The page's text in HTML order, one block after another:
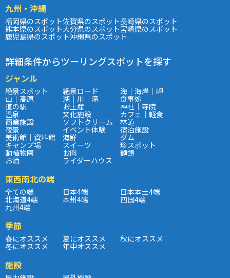
九州・沖縄
福岡県のスポット佐賀県のスポット長崎県のスポット
熊本県のスポット大分県のスポット宮崎県のスポット
鹿児島県のスポット沖縄県のスポット
詳細条件からツーリングスポットを探す
ジャンル
絶景スポット 絶景ロード 海｜海岸｜岬
山｜高原 湖｜川｜滝 食事処
道の駅 お土産 神社｜寺院
温泉 文化施設 カフェ｜軽食
商業施設 ソフトクリーム 林道
夜景 イベント体験 宿泊施設
美術館｜資料館 海鮮 ダム
キャンプ場 スイーツ 珍スポット
動植物園 お肉 麺類
お酒 ライダーハウス
東西南北の端
全ての端 日本4端 日本本土4端
北海道4端 本州4端 四国4端
九州4端
季節
春にオススメ 夏にオススメ 秋にオススメ
冬にオススメ 年中オススメ
施設